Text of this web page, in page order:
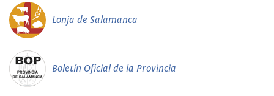
Lonja de Salamanca
Boletín Oficial de la Provincia